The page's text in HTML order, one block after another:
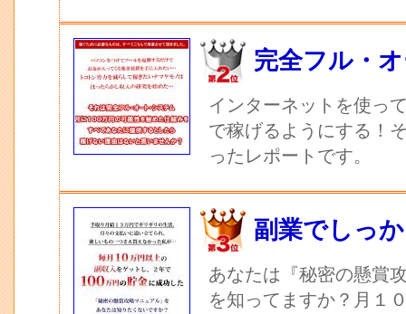
完全フル・
インターネットを使っ
で稼げるようにする！
ったレポートです。
副業でしっ
あなたは『秘密の懸賞
を知ってますか？月１